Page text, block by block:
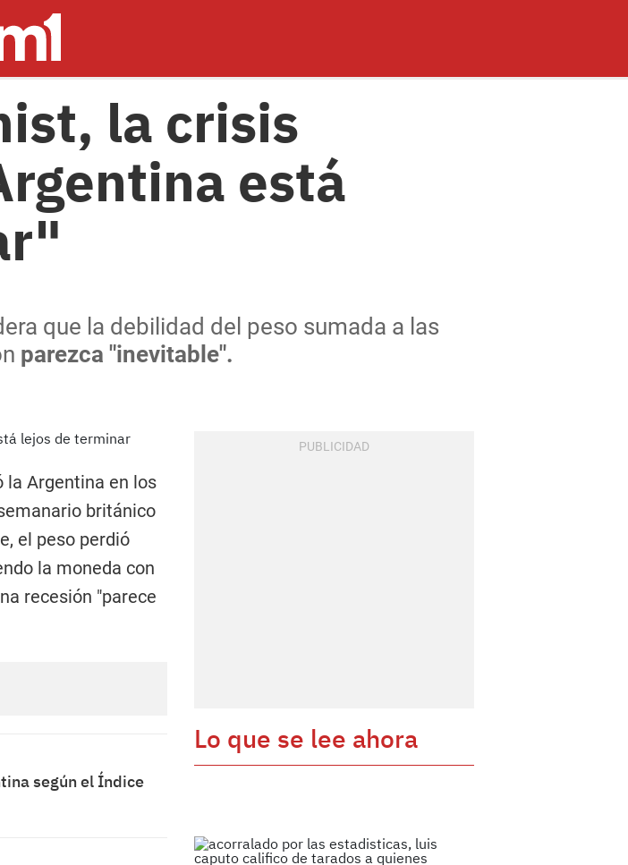
la crisis
está
que la debilidad del peso sumada a las
parezca "inevitable".
la Argentina en los
británico
el peso perdió
la moneda con
recesión "parece
según el Índice
Lo que se lee ahora